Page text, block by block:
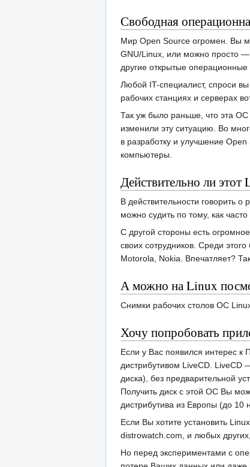
Свободная
Мир Open Source огромен. Вы
GNU/Linux, или можно просто
другие открытые
Любой IT-специалист, спроси
рабочих станциях и серверах
Так уж было раньше, что эта ОС
изменили эту ситуацию. Во
в разработку и улучшение
компьютеры.
Действительно ли этот
В действительности говорить
можно судить по тому, как
С другой стороны есть
своих сотрудников. Среди
Motorola, Nokia. Впечатляет?
А можно на Linux
Снимки рабочих столов ОС
Хочу попробовать
Если у Вас появился интерес
дистрибутивом LiveCD. LiveCD
диска), без предварительной
Получить диск с этой ОС Вы
дистрибутива из Европы (до 10
Если Вы хотите установить
distrowatch.com, и любых
Но перед экспериментами с